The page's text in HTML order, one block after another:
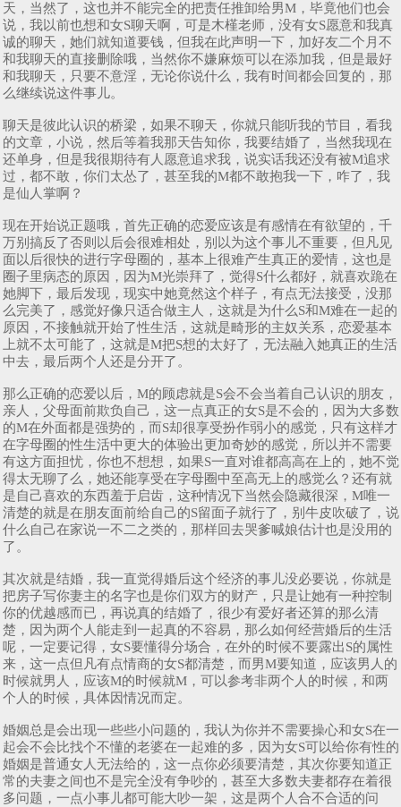
天，当然了，这也并不能完全的把责任推卸给男M，毕竟他们也会
说，我以前也想和女S聊天啊，可是木槿老师，没有女S愿意和我真
诚的聊天，她们就知道要钱，但我在此声明一下，加好友二个月不
和我聊天的直接删除哦，当然你不嫌麻烦可以在添加我，但是最好
和我聊天，只要不意淫，无论你说什么，我有时间都会回复的，那
么继续说这件事儿。
聊天是彼此认识的桥梁，如果不聊天，你就只能听我的节目，看我
的文章，小说，然后等着我那天告知你，我要结婚了，当然我现在
还单身，但是我很期待有人愿意追求我，说实话我还没有被M追求
过，都不敢，你们太怂了，甚至我的M都不敢抱我一下，咋了，我
是仙人掌啊？
现在开始说正题哦，首先正确的恋爱应该是有感情在有欲望的，千
万别搞反了否则以后会很难相处，别以为这个事儿不重要，但凡见
面以后很快的进行字母圈的，基本上很难产生真正的爱情，这也是
圈子里病态的原因，因为M光崇拜了，觉得S什么都好，就喜欢跪在
她脚下，最后发现，现实中她竟然这个样子，有点无法接受，没那
么完美了，感觉好像只适合做主人，这就是为什么S和M难在一起的
原因，不接触就开始了性生活，这就是畸形的主奴关系，恋爱基本
上就不太可能了，这就是M把S想的太好了，无法融入她真正的生活
中去，最后两个人还是分开了。
那么正确的恋爱以后，M的顾虑就是S会不会当着自己认识的朋友，
亲人，父母面前欺负自己，这一点真正的女S是不会的，因为大多数
的M在外面都是强势的，而S却很享受扮作弱小的感觉，只有这样才
在字母圈的性生活中更大的体验出更加奇妙的感觉，所以并不需要
有这方面担忧，你也不想想，如果S一直对谁都高高在上的，她不觉
得太无聊了么，她还能享受在字母圈中至高无上的感觉么？还有就
是自己喜欢的东西羞于启齿，这种情况下当然会隐藏很深，M唯一
清楚的就是在朋友面前给自己的S留面子就行了，别牛皮吹破了，说
什么自己在家说一不二之类的，那样回去哭爹喊娘估计也是没用的
了。
其次就是结婚，我一直觉得婚后这个经济的事儿没必要说，你就是
把房子写你妻主的名字也是你们双方的财产，只是让她有一种控制
你的优越感而已，再说真的结婚了，很少有爱好者还算的那么清
楚，因为两个人能走到一起真的不容易，那么如何经营婚后的生活
呢，一定要记得，女S要懂得分场合，在外的时候不要露出S的属性
来，这一点但凡有点情商的女S都清楚，而男M要知道，应该男人的
时候就男人，应该M的时候就M，可以参考非两个人的时候，和两
个人的时候，具体因情况而定。
婚姻总是会出现一些些小问题的，我认为你并不需要操心和女S在一
起会不会比找个不懂的老婆在一起难的多，因为女S可以给你有性的
婚姻是普通女人无法给的，这一点你必须要清楚，其次你要知道正
常的夫妻之间也不是完全没有争吵的，甚至大多数夫妻都存在着很
多问题，一点小事儿都可能大吵一架，这是两个人合不合适的问